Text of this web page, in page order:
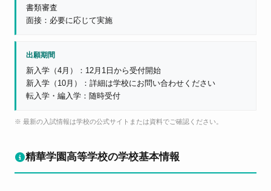
書類審査
面接：必要に応じて実施
出願期間
新入学（4月）：12月1日から受付開始
新入学（10月）：詳細は学校にお問い合わせください
転入学・編入学：随時受付
※ 最新の入試情報は学校の公式サイトまたは資料でご確認ください。
精華学園高等学校の学校基本情報